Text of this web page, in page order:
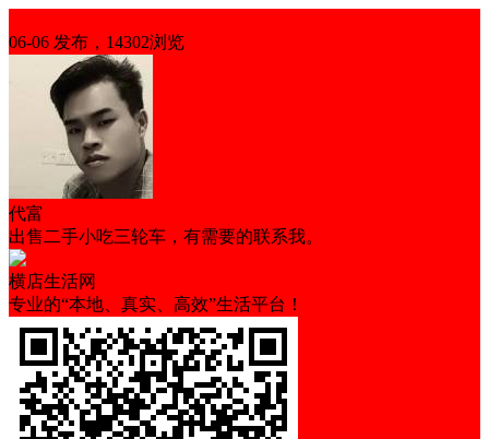
06-06 发布，14302浏览
代富
出售二手小吃三轮车，有需要的联系我。
横店生活网
专业的“本地、真实、高效”生活平台！